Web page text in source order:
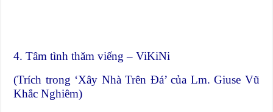
4. Tâm tình thăm viếng – ViKiNi
(Trích trong ‘Xây Nhà Trên Đá’ của Lm. Giuse Vũ
Khắc Nghiêm)